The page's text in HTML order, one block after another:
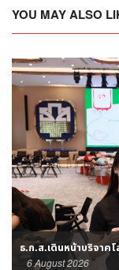
YOU MAY ALSO
ธ.ก.ส.เดินหน้าบริจาค
6 August 2026